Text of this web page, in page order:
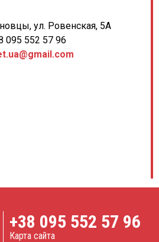
ул. Ровенская, 5А
095 552 57 96
+38 095 552 57 96
Карта сайта